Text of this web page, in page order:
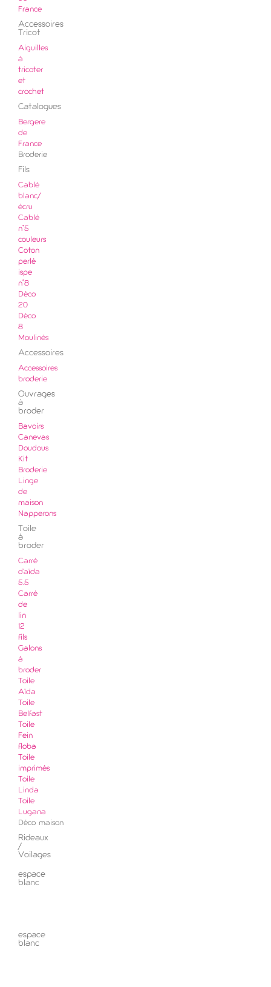
France
Accessoires
Tricot
Aiguilles
à
tricoter
et
crochet
Catalogues
Bergere
de
France
Broderie
Fils
Cablé
blanc/
écru
Cablé
n°5
couleurs
Coton
perlé
ispe
n°8
Déco
20
Déco
8
Moulinés
Accessoires
Accessoires
broderie
Ouvrages
à
broder
Bavoirs
Canevas
Doudous
Kit
Broderie
Linge
de
maison
Napperons
Toile
à
broder
Carré
d'aïda
5.5
Carré
de
lin
12
fils
Galons
à
broder
Toile
Aïda
Toile
Belfast
Toile
Fein
floba
Toile
imprimés
Toile
Linda
Toile
Lugana
Déco maison
Rideaux
/
Voilages
espace
blanc
espace
blanc